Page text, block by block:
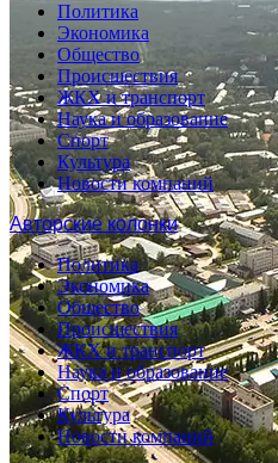
Политика
Экономика
Общество
Происшествия
ЖКХ и транспорт
Наука и образование
Спорт
Культура
Новости компаний
Авторские колонки
Политика
Экономика
Общество
Происшествия
ЖКХ и транспорт
Наука и образование
Спорт
Культура
Новости компаний